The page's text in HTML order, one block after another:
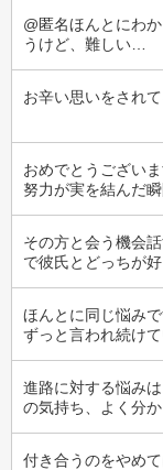
@匿名ほんとにわ
うけど、難しい…
お辛い思いをされ
おめでとうござい
努力が実を結んだ
その方と会う機会
で彼氏とどっちが
ほんとに同じ悩み
ずっと言われ続け
進路に対する悩み
の気持ち、よく分
付き合うのをやめ